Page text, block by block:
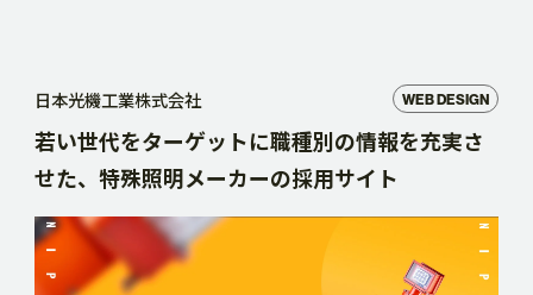
日本光機工業株式会社 WEB DESIGN
若い世代をターゲットに職種別の情報を充実さ
せた、特殊照明メーカーの採用サイト